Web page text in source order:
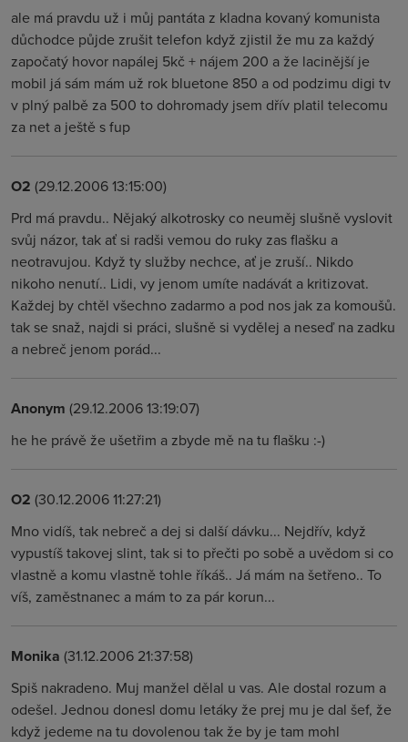
ale má pravdu už i můj pantáta z kladna kovaný komunista
důchodce půjde zrušit telefon když zjistil že mu za každý
započatý hovor napálej 5kč + nájem 200 a že lacinější je
mobil já sám mám už rok bluetone 850 a od podzimu digi tv
v plný palbě za 500 to dohromady jsem dřív platil telecomu
za net a ještě s fup
O2 (29.12.2006 13:15:00)
Prd má pravdu.. Nějaký alkotrosky co neuměj slušně vyslovit
svůj názor, tak ať si radši vemou do ruky zas flašku a
neotravujou. Když ty služby nechce, ať je zruší.. Nikdo
nikoho nenutí.. Lidi, vy jenom umíte nadávát a kritizovat.
Každej by chtěl všechno zadarmo a pod nos jak za komoušů.
tak se snaž, najdi si práci, slušně si vydělej a neseď na zadku
a nebreč jenom porád...
Anonym (29.12.2006 13:19:07)
he he právě že ušetřim a zbyde mě na tu flašku :-)
O2 (30.12.2006 11:27:21)
Mno vidíš, tak nebreč a dej si další dávku... Nejdřív, když
vypustíš takovej slint, tak si to přečti po sobě a uvědom si co
vlastně a komu vlastně tohle říkáš.. Já mám na šetřeno.. To
víš, zaměstnanec a mám to za pár korun...
Monika (31.12.2006 21:37:58)
Spiš nakradeno. Muj manžel dělal u vas. Ale dostal rozum a
odešel. Jednou donesl domu letáky že prej mu je dal šef, že
když jedeme na tu dovolenou tak že by je tam mohl